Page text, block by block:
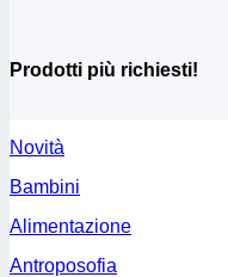
Prodotti più richiesti!
Novità
Bambini
Alimentazione
Antroposofia